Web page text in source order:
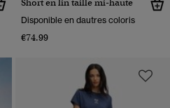
Short en lin taille mi-haute
Disponible en dautres coloris
€74.99